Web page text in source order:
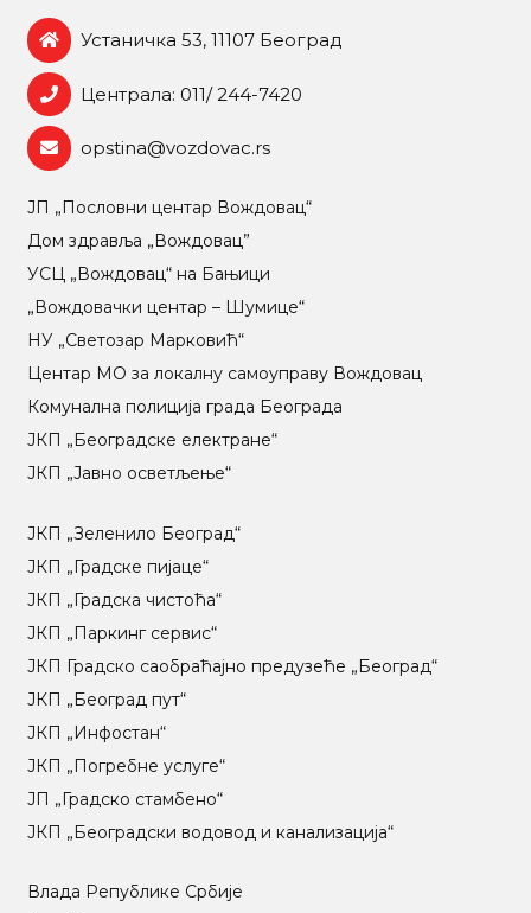
Устаничка 53, 11107 Београд
Централа: 011/ 244-7420
opstina@vozdovac.rs
ЈП „Пословни центар Вождовац“
Дом здравља „Вождовац”
УСЦ „Вождовац“ на Бањици
„Вождовачки центар – Шумице“
НУ „Светозар Марковић“
Центар МO за локалну самоуправу Вождовац
Комунална полиција града Београда
ЈКП „Београдске електране“
ЈКП „Јавно осветљење“
ЈКП „Зеленило Београд“
ЈКП „Градске пијаце“
ЈКП „Градска чистоћа“
ЈКП „Паркинг сервис“
ЈКП Градско саобраћајно предузеће „Београд“
ЈКП „Београд пут“
ЈКП „Инфостан“
ЈКП „Погребне услуге“
ЈП „Градско стамбено“
ЈКП „Београдски водовод и канализација“
Влада Републике Србије